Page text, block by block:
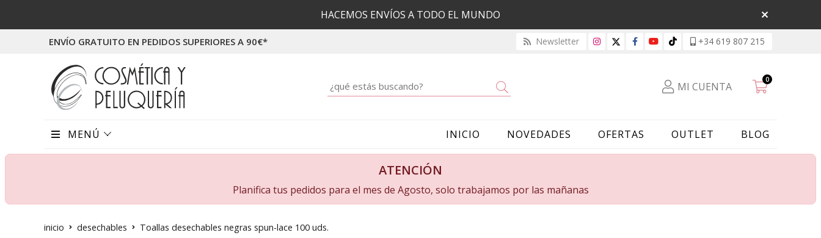
HACEMOS ENVÍOS A TODO EL MUNDO
ENVÍO GRATUITO EN PEDIDOS SUPERIORES A 90€* Newsletter +34 619 807 215
MI CUENTA
0
MENÚ INICIO NOVEDADES OFERTAS OUTLET BLOG
ATENCIÓN
Planifica tus pedidos para el mes de Agosto, solo trabajamos por las mañanas
inicio desechables Toallas desechables negras spun-lace 100 uds.